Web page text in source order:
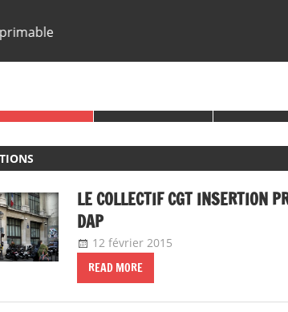
LE COLLECTIF CGT INSERTION
DAP
12 février 2015 delfabsar
A la une,
READ MORE
ÉTERNELS OUBLIÉS : LES NOMINÉS
local